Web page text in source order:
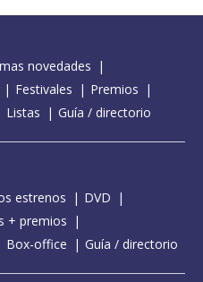
novedades
Festivales
Premios
Listas Guía / directorio
estrenos
DVD
+ premios
Box-office Guía / directorio